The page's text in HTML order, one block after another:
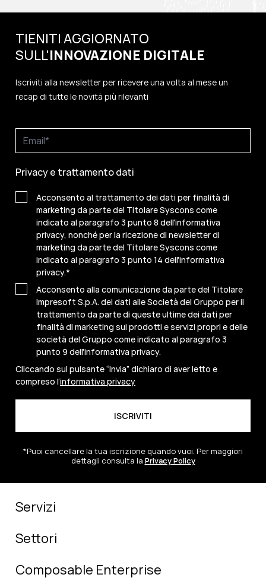
TIENITI AGGIORNATO
SULL'INNOVAZIONE DIGITALE
Iscriviti alla newsletter per ricevere una volta al mese un
recap di tutte le novità più rilevanti
Privacy e trattamento dati
Acconsento al trattamento dei dati per finalità di
marketing da parte del Titolare Syscons come
indicato al paragrafo 3 punto 8 dell'informativa
privacy, nonché per la ricezione di newsletter di
marketing da parte del Titolare Syscons come
indicato al paragrafo 3 punto 14 dell'informativa
privacy.*
Acconsento alla comunicazione da parte del Titolare
Impresoft S.p.A. dei dati alle Società del Gruppo per il
trattamento da parte di queste ultime dei dati per
finalità di marketing sui prodotti e servizi propri e delle
società del Gruppo come indicato al paragrafo 3
punto 9 dell'informativa privacy.
Cliccando sul pulsante “Invia” dichiaro di aver letto e
compreso l’informativa privacy
*Puoi cancellare la tua iscrizione quando vuoi. Per maggiori
dettagli consulta la Privacy Policy
Servizi
Settori
Composable Enterprise